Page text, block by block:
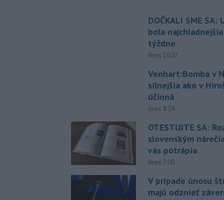
DOČKALI SME SA:
bola
týždne
dnes 10:27
Venhart:Bomba v
silnejšia ako v
účinná
dnes 8:24
OTESTUJTE SA:
slovenským
vás potrápia
dnes 7:00
V prípade únosu
majú odznieť